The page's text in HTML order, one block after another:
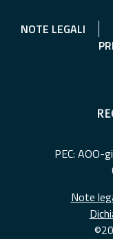
NOTE LEGALI
PEC: AOO-
Note